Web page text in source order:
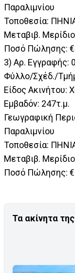
Παραλιμνίου
Τοποθεσία:
Μεταβιβ.
Ποσό Πώλησης:
3) Αρ. Εγγραφής:
Φύλλο/Σχέδ./
Είδος Ακινήτου:
Εμβαδόν: 247τ.μ.
Γεωγραφική
Παραλιμνίου
Τοποθεσία:
Μεταβιβ.
Ποσό Πώλησης:
Τα ακίνητα